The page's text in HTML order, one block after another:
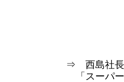
⇒ 西島社長
「スーパー